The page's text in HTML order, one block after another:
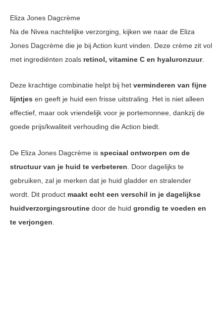
Eliza Jones Dagcrème
Na de Nivea nachtelijke verzorging, kijken we naar de Eliza
Jones Dagcrème die je bij Action kunt vinden. Deze crème zit vol
met ingrediënten zoals retinol, vitamine C en hyaluronzuur.
Deze krachtige combinatie helpt bij het verminderen van fijne
lijntjes en geeft je huid een frisse uitstraling. Het is niet alleen
effectief, maar ook vriendelijk voor je portemonnee, dankzij de
goede prijs/kwaliteit verhouding die Action biedt.
De Eliza Jones Dagcrème is speciaal ontworpen om de
structuur van je huid te verbeteren . Door dagelijks te
gebruiken, zal je merken dat je huid gladder en stralender
wordt. Dit product maakt echt een verschil in je dagelijkse
huidverzorgingsroutine door de huid grondig te voeden en
te verjongen